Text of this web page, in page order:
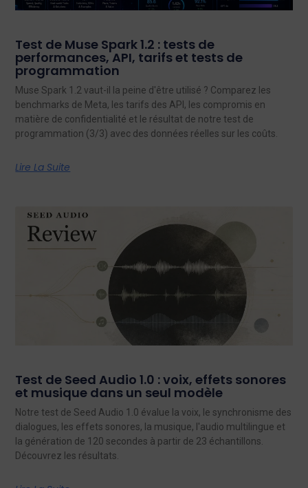
Test de Muse Spark 1.2 : tests de
performances, API, tarifs et tests de
programmation
Muse Spark 1.2 vaut-il la peine d'être utilisé ? Comparez les
benchmarks de Meta, les tarifs des API, les compromis en
matière de confidentialité et le résultat de notre test de
programmation (3/3) avec des données réelles sur les coûts.
Lire La Suite
Test de Seed Audio 1.0 : voix, effets sonores
et musique dans un seul modèle
Notre test de Seed Audio 1.0 évalue la voix, le synchronisme des
dialogues, les effets sonores, la musique, l'audio multilingue et
la génération de 120 secondes à partir de 23 échantillons.
Découvrez les résultats.